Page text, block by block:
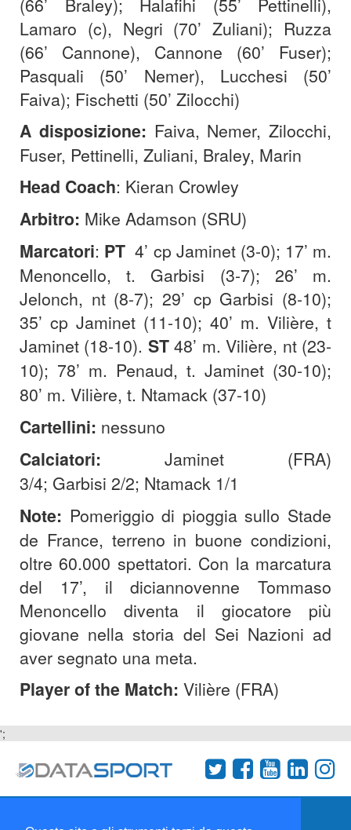
(66’ Braley); Halafihi (55’ Pettinelli),
Lamaro (c), Negri (70’ Zuliani); Ruzza
(66’ Cannone), Cannone (60’ Fuser);
Pasquali (50’ Nemer), Lucchesi (50’
Faiva); Fischetti (50’ Zilocchi)
A disposizione: Faiva, Nemer, Zilocchi,
Fuser, Pettinelli, Zuliani, Braley, Marin
Head Coach: Kieran Crowley
Arbitro: Mike Adamson (SRU)
Marcatori: PT 4’ cp Jaminet (3-0); 17’ m.
Menoncello, t. Garbisi (3-7); 26’ m.
Jelonch, nt (8-7); 29’ cp Garbisi (8-10);
35’ cp Jaminet (11-10); 40’ m. Vilière, t
Jaminet (18-10). ST48’ m. Vilière, nt (23-
10); 78’ m. Penaud, t. Jaminet (30-10);
80’ m. Vilière, t. Ntamack (37-10)
Cartellini: nessuno
Calciatori: Jaminet (FRA)
3/4; Garbisi 2/2; Ntamack 1/1
Note: Pomeriggio di pioggia sullo Stade
de France, terreno in buone condizioni,
oltre 60.000 spettatori. Con la marcatura
del 17’, il diciannovenne Tommaso
Menoncello diventa il giocatore più
giovane nella storia del Sei Nazioni ad
aver segnato una meta.
Player of the Match: Vilière (FRA)
';